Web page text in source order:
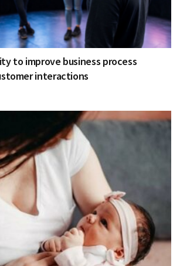
to improve business process
interactions